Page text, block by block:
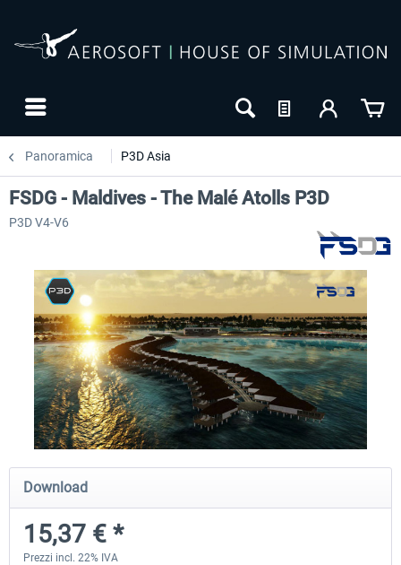
Panoramica P3D Asia
PILOT'S - FS Global Ultimate 2024
85,39 € *
Moscow City X
FSDG - Maldives - The Malé Atolls P3D
P3D V4-V6
Download
15,37 € *
Prezzi incl. 22% IVA